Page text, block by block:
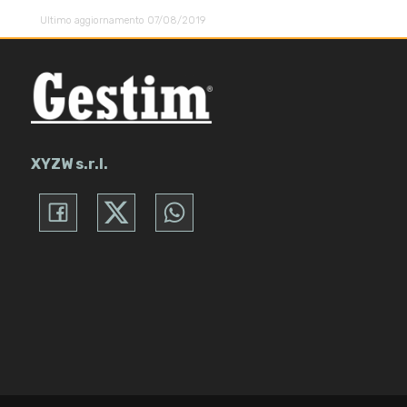
Ultimo aggiornamento 07/08/2019
XYZW s.r.l.
Ascensore
Arredato
Lusso